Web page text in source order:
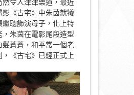
然令人津津樂道，最近
影《古宅》中朱茵就犧
繼聰飾演母子，化上特
，朱茵在電影尾段造型
髮蒼蒼，和平常一個老
，《古宅》已經正式上